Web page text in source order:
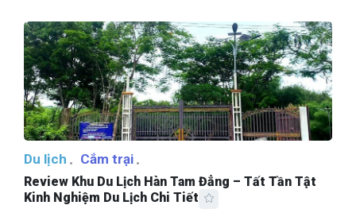
Du lịch Cắm trại
Review Khu Du Lịch Hàn Tam Đẳng – Tất Tần Tật
Kinh Nghiệm Du Lịch Chi Tiết